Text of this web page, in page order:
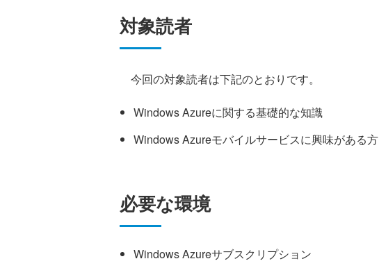
対象読者
今回の対象読者は下記のとおりです。
Windows Azureに関する基礎的な知識
Windows Azureモバイルサービスに興味がある方
必要な環境
Windows Azureサブスクリプション